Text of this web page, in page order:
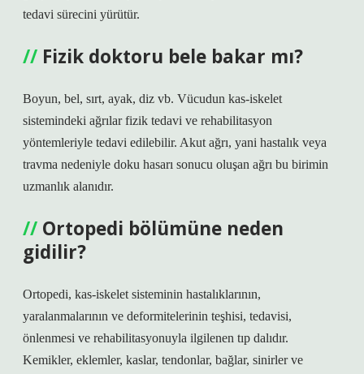
tedavi sürecini yürütür.
Fizik doktoru bele bakar mı?
Boyun, bel, sırt, ayak, diz vb. Vücudun kas-iskelet
sistemindeki ağrılar fizik tedavi ve rehabilitasyon
yöntemleriyle tedavi edilebilir. Akut ağrı, yani hastalık veya
travma nedeniyle doku hasarı sonucu oluşan ağrı bu birimin
uzmanlık alanıdır.
Ortopedi bölümüne neden
gidilir?
Ortopedi, kas-iskelet sisteminin hastalıklarının,
yaralanmalarının ve deformitelerinin teşhisi, tedavisi,
önlenmesi ve rehabilitasyonuyla ilgilenen tıp dalıdır.
Kemikler, eklemler, kaslar, tendonlar, bağlar, sinirler ve